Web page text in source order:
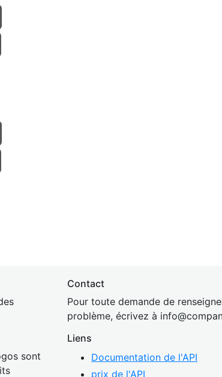
sont
Contact
Pour toute demande de
problème, écrivez à inf
Liens
Documentation de l'API
prix de l'API